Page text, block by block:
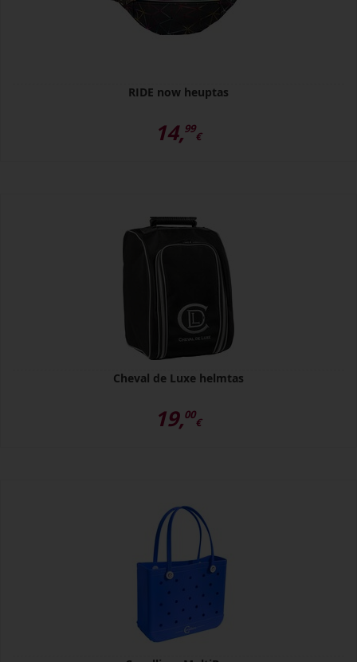
RIDE now heuptas
14,99
€
Cheval de Luxe helmtas
19,00
€